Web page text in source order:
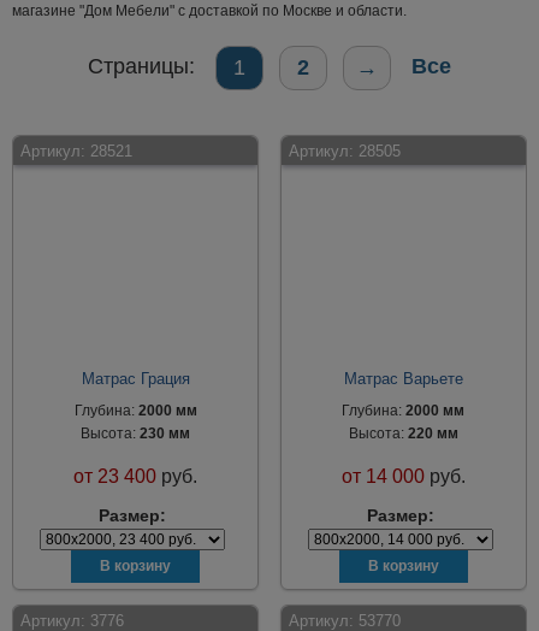
магазине "Дом Мебели" с доставкой по Москве и области.
Страницы: 1 2 → Все
Артикул: 28521
Матрас Грация
Глубина: 2000 мм
Высота:230 мм
от 23 400 руб.
Размер:
Артикул: 28505
Матрас Варьете
Глубина:2000 мм
Высота: 220 мм
от14 000 руб.
Размер:
Артикул: 3776 Артикул: 53770